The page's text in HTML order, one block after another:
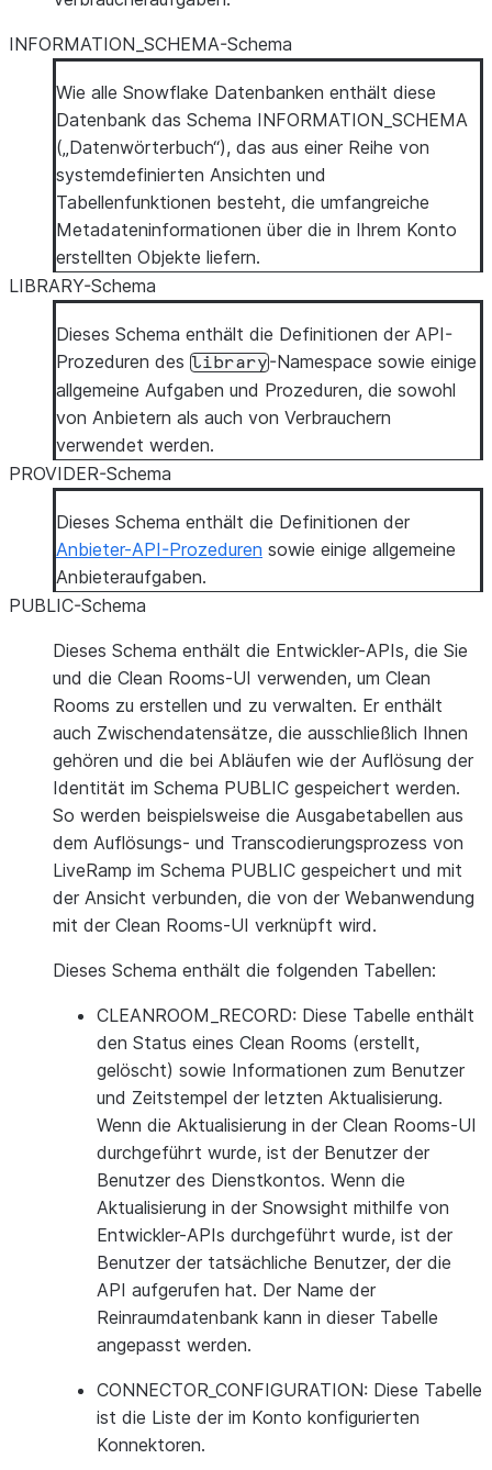
INFORMATION_SCHEMA-Schema
Wie alle Snowflake Datenbanken enthält diese
Datenbank das Schema INFORMATION_SCHEMA
(„Datenwörterbuch“), das aus einer Reihe von
systemdefinierten Ansichten und
Tabellenfunktionen besteht, die umfangreiche
Metadateninformationen über die in Ihrem Konto
erstellten Objekte liefern.
LIBRARY-Schema
Dieses Schema enthält die Definitionen der API-
Prozeduren des library-Namespace sowie einige
allgemeine Aufgaben und Prozeduren, die sowohl
von Anbietern als auch von Verbrauchern
verwendet werden.
PROVIDER-Schema
Dieses Schema enthält die Definitionen der
Anbieter-API-Prozeduren sowie einige allgemeine
Anbieteraufgaben.
PUBLIC-Schema
Dieses Schema enthält die Entwickler-APIs, die Sie
und die Clean Rooms-UI verwenden, um Clean
Rooms zu erstellen und zu verwalten. Er enthält
auch Zwischendatensätze, die ausschließlich Ihnen
gehören und die bei Abläufen wie der Auflösung der
Identität im Schema PUBLIC gespeichert werden.
So werden beispielsweise die Ausgabetabellen aus
dem Auflösungs- und Transcodierungsprozess von
LiveRamp im Schema PUBLIC gespeichert und mit
der Ansicht verbunden, die von der Webanwendung
mit der Clean Rooms-UI verknüpft wird.
Dieses Schema enthält die folgenden Tabellen:
CLEANROOM_RECORD: Diese Tabelle enthält
den Status eines Clean Rooms (erstellt,
gelöscht) sowie Informationen zum Benutzer
und Zeitstempel der letzten Aktualisierung.
Wenn die Aktualisierung in der Clean Rooms-UI
durchgeführt wurde, ist der Benutzer der
Benutzer des Dienstkontos. Wenn die
Aktualisierung in der Snowsight mithilfe von
Entwickler-APIs durchgeführt wurde, ist der
Benutzer der tatsächliche Benutzer, der die
API aufgerufen hat. Der Name der
Reinraumdatenbank kann in dieser Tabelle
angepasst werden.
CONNECTOR_CONFIGURATION: Diese Tabelle
ist die Liste der im Konto konfigurierten
Konnektoren.